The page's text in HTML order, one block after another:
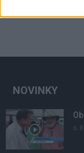
NOVINKY
6.